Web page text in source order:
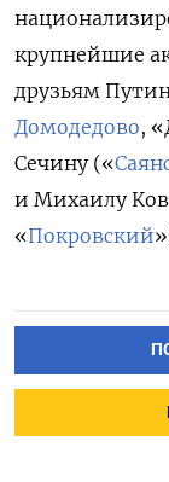
крупнейшие
друзьям
Домодедово,
Сечину («
и Михаилу
«Покровский